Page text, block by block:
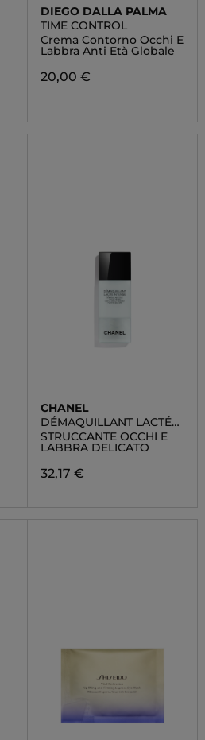
DIEGO DALLA PALMA
TIME CONTROL
Crema Contorno Occhi E
Labbra Anti Età Globale
20,00 €
CHANEL
DÉMAQUILLANT LACTÉ
INTENSE
STRUCCANTE OCCHI E
LABBRA DELICATO
32,17 €